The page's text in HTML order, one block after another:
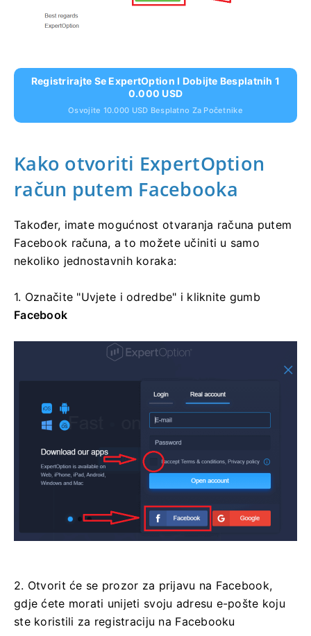
Registrirajte Se ExpertOption I Dobijte Besplatnih 1
0.000 USD
Osvojite 10.000 USD Besplatno Za Početnike
Kako otvoriti ExpertOption
račun putem Facebooka
Također, imate mogućnost otvaranja računa putem
Facebook računa, a to možete učiniti u samo
nekoliko jednostavnih koraka:
1. Označite "Uvjete i odredbe" i kliknite gumb
Facebook
2. Otvorit će se prozor za prijavu na Facebook,
gdje ćete morati unijeti svoju adresu e-pošte koju
ste koristili za registraciju na Facebooku